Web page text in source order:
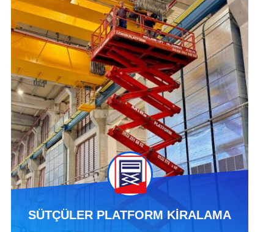
SÜTÇÜLER PLATFORM KİRALAMA